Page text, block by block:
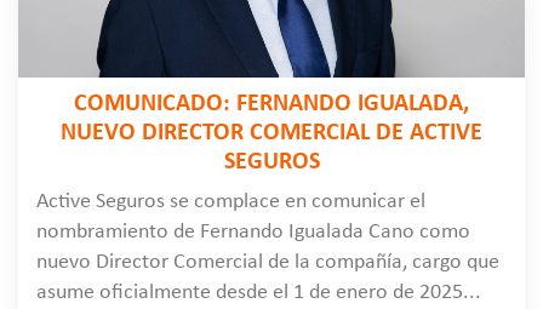
COMUNICADO: FERNANDO IGUALADA,
NUEVO DIRECTOR COMERCIAL DE ACTIVE
SEGUROS
Active Seguros se complace en comunicar el
nombramiento de Fernando Igualada Cano como
nuevo Director Comercial de la compañía, cargo que
asume oficialmente desde el 1 de enero de 2025...